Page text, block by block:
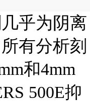
乎为阴离
有分析刻
和4mm
500E抑